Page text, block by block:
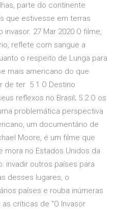
parte do continente
que estivesse em terras
27 Mar 2020 O filme,
reflete com sangue a
o respeito de Lunga para
mais americano do que
de ter 5.1 O Destino
reflexos no Brasil; 5.2 O os
problemática perspectiva
um documentário de
Moore, é um filme que
mora no Estados Unidos da
invadir outros países para
desses lugares, o
países e rouba inúmeras
as críticas de "O Invasor